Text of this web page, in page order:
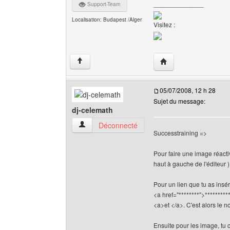
Support-Team
Localisation: Budapest /Alger
Visitez :
↑ Visiter le site web
dj-celemath
dj-celemath Voir le profil de l'utilisateur
Déconnecté
05/07/2008, 12 h 28
Sujet du message:
Successtraining =>
Pour faire une image
haut à gauche de l'éditeur
Pour un lien que tu as
<a
<a>et </a>. C'est alors le
Ensuite pour les image, tu